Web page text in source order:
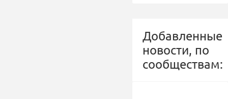
Добавленные
новости, по
сообществам: